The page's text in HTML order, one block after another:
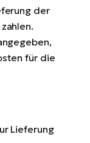
der
für die
Lieferung